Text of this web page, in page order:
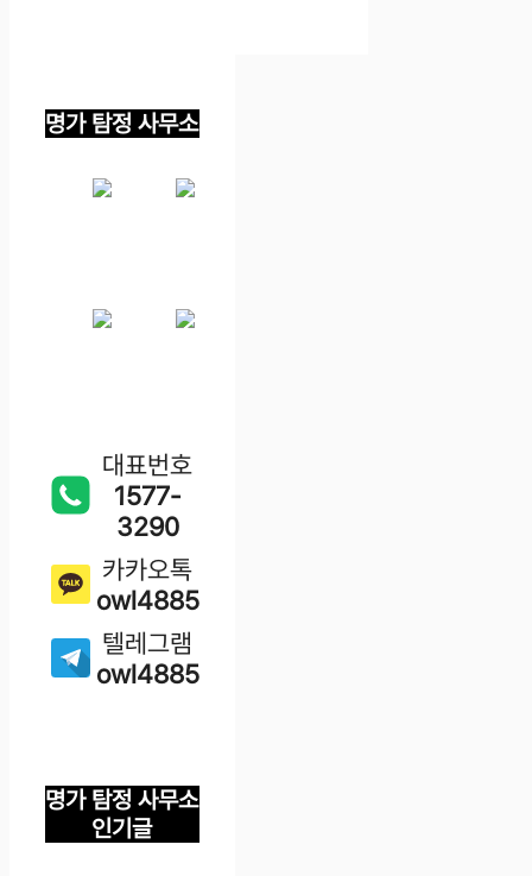
명가 탐정 사무소
대표번호
1577-
3290
카카오톡
owl4885
텔레그램
owl4885
명가 탐정 사무소
인기글